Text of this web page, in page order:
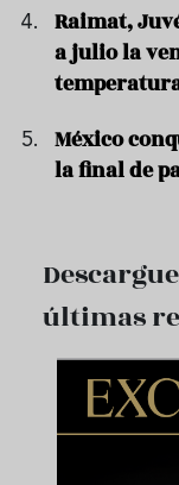
Raimat,
a julio la
México
la final de
últimas